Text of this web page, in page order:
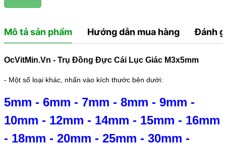
Mô tả sản phẩm Hướng dẫn mua hàng Đánh
OcVitMin.Vn - Trụ Đồng Đực Cái Lục Giác M3x5mm
- Một số loại khác, nhấn vào kích thước bên dưới:
5mm - 6mm - 7mm - 8mm - 9mm -
10mm - 12mm - 14mm - 15mm - 16mm
- 18mm - 20mm - 25mm - 30mm -